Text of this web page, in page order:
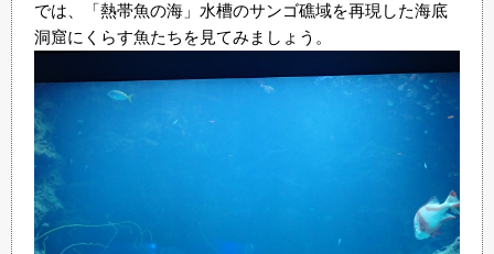
では、「熱帯魚の海」水槽のサンゴ礁域を再現した海底
洞窟にくらす魚たちを見てみましょう。